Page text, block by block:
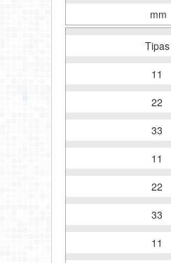
mm
Tipas
11
22
33
11
22
33
11